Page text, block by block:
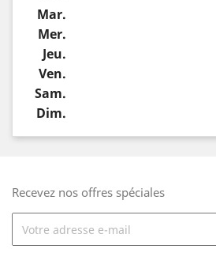
Mar.
Mer.
Jeu.
Ven.
Sam.
Dim.
Recevez nos offres spéciales